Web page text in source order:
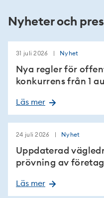
Nyheter och
31 juli 2026 Nyhet
Nya regler för
konkurrens från 1
Läs mer
24 juli 2026 Nyhet
Uppdaterad
prövning av
Läs mer